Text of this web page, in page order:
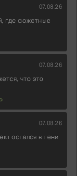
07.08.26
где сюжетные
07.08.26
что это
07.08.26
остался в тени